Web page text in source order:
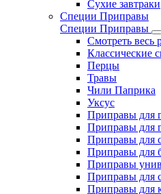
Сухие завтраки
Специи Приправы
Специи Приправы
Смотреть весь
Классические
Перцы
Травы
Чили Паприка
Уксус
Приправы для
Приправы для
Приправы для
Приправы для
Приправы
Приправы для
Приправы для